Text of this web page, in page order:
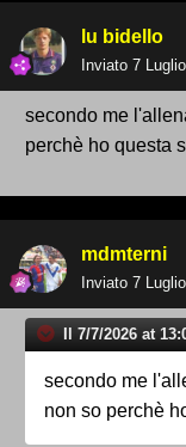
lu bidello
Inviato 7 Luglio
secondo me
perchè ho questa
mdmterni
Inviato 7 Luglio
Il 7/7/2026 at
secondo me
non so perchè